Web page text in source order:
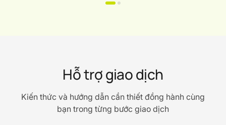
Hỗ trợ giao dịch
Kiến thức và hướng dẫn cần thiết đồng hành cùng
bạn trong từng bước giao dịch